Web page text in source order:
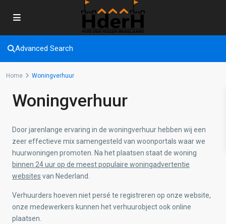
Advanced Search
Home Woningverhuur
Woningverhuur
Door jarenlange ervaring in de woningverhuur hebben wij een
zeer effectieve mix samengesteld van woonportals waar we
huurwoningen promoten. Na het plaatsen staat de woning
binnen 24 uur op de meest populaire woningadvertentie
websites van Nederland.
Verhuurders hoeven niet persé te registreren op onze website,
onze medewerkers kunnen het verhuurobject ook online
plaatsen.